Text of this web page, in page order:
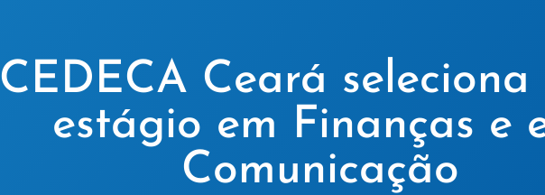
CEDECA Ceará seleciona
estágio em Finanças e
Comunicação